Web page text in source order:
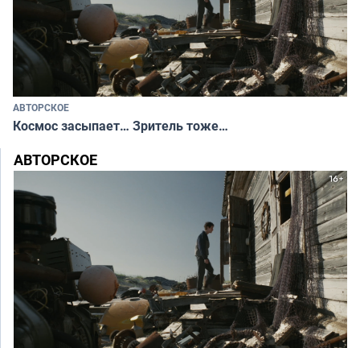
АВТОРСКОЕ
Космос засыпает… Зритель тоже…
АВТОРСКОЕ